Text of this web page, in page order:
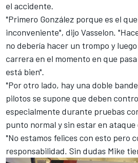
el accidente.
"Primero González porque es el
inconveniente", dijo Vasselon.
no debería hacer un trompo y
carrera en el momento en que
está bien".
"Por otro lado, hay una doble
pilotos se supone que deben
especialmente durante pruebas
punto normal y sin estar en ataque
"No estamos felices con esto pero
responsabilidad. Sin dudas Mike